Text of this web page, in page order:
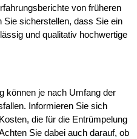
von früheren
Sie sicherstellen, dass Sie ein
und qualitativ hochwertige
können je nach Umfang der
Informieren Sie sich
die für die Entrümpelung
Sie dabei auch darauf, ob